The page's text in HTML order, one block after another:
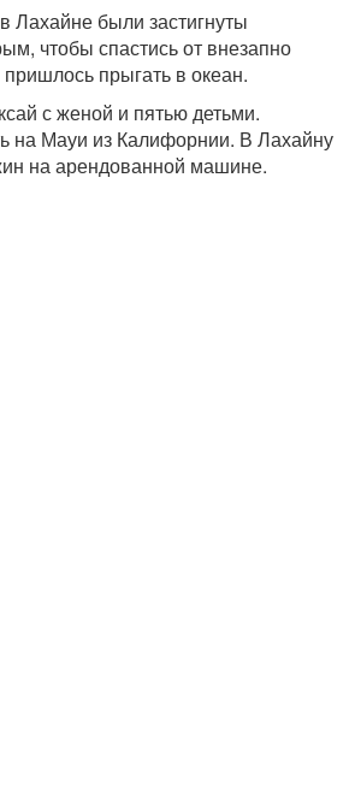
Лахайне были застигнуты
чтобы спастись от внезапно
прыгать в океан.
с женой и пятью детьми.
на Мауи из Калифорнии. В Лахайну
на арендованной машине.